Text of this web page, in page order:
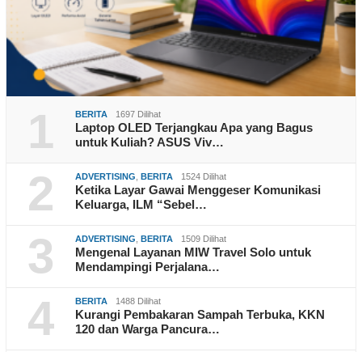
1 BERITA 1697 Dilihat
Laptop OLED Terjangkau Apa yang Bagus
untuk Kuliah? ASUS Viv…
2 ADVERTISING BERITA 1524 Dilihat
Ketika Layar Gawai Menggeser Komunikasi
Keluarga, ILM “Sebel…
3 ADVERTISING BERITA 1509 Dilihat
Mengenal Layanan MIW Travel Solo untuk
Mendampingi Perjalana…
4 BERITA 1488 Dilihat
Kurangi Pembakaran Sampah Terbuka, KKN
120 dan Warga Pancura…